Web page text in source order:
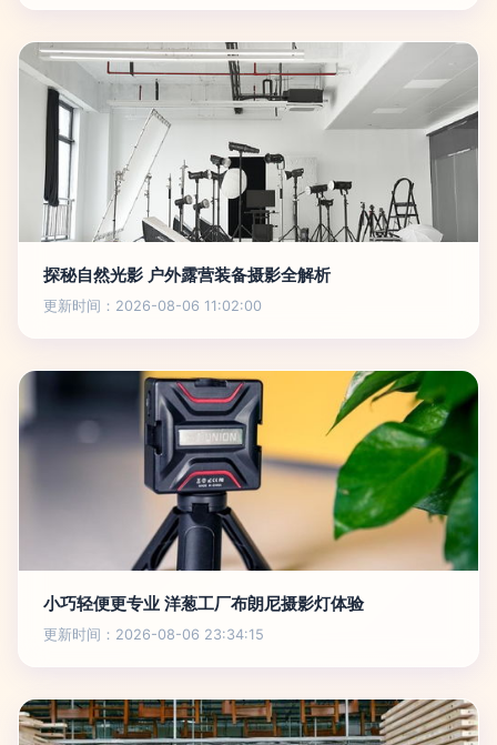
探秘自然光影 户外露营装备摄影全解析
更新时间：2026-08-06 11:02:00
小巧轻便更专业 洋葱工厂布朗尼摄影灯体验
更新时间：2026-08-06 23:34:15